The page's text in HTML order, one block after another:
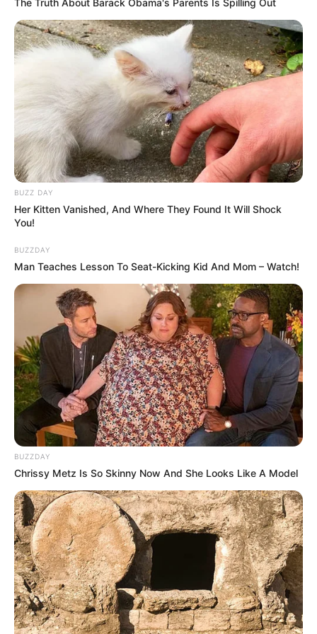
Baca selengkapnya
Baca juga:
(foto:instagram/_irishbella_)
Biodata & Profil
Nama Lengkap: Yris Jetty Dirk De Beule
The Truth About Barack Obama's Parents Is Spilling Out
BUZZ DAY
Her Kitten Vanished, And Where They Found It Will Shock
You!
BUZZDAY
Man Teaches Lesson To Seat-Kicking Kid And Mom – Watch!
BUZZDAY
Chrissy Metz Is So Skinny Now And She Looks Like A Model